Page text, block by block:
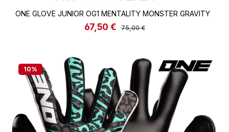
ONE GLOVE JUNIOR OG1 MENTALITY MONSTER GRAVITY
Verkaufspreis:
67,50 € Regulärer Preis:
75,00 €
10%